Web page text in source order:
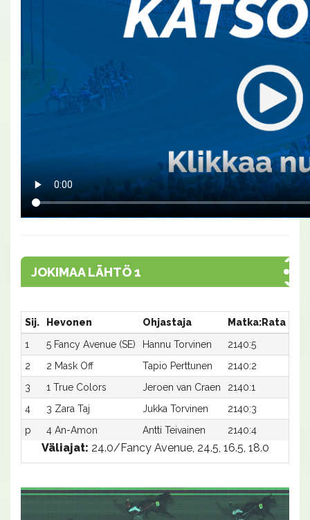
JOKIMAA LÄHTÖ 1
Sij. Hevonen Ohjastaja Matka:Rata
1
5 Fancy Avenue (SE) Hannu Torvinen 2140:5
2
2 Mask Off Tapio Perttunen 2140:2
3
1 True Colors Jeroen van Craen 2140:1
4
3 Zara Taj Jukka Torvinen 2140:3
p
4 An-Amon Antti Teivainen 2140:4
Väliajat: 24.0/Fancy Avenue, 24.5, 16.5, 18.0